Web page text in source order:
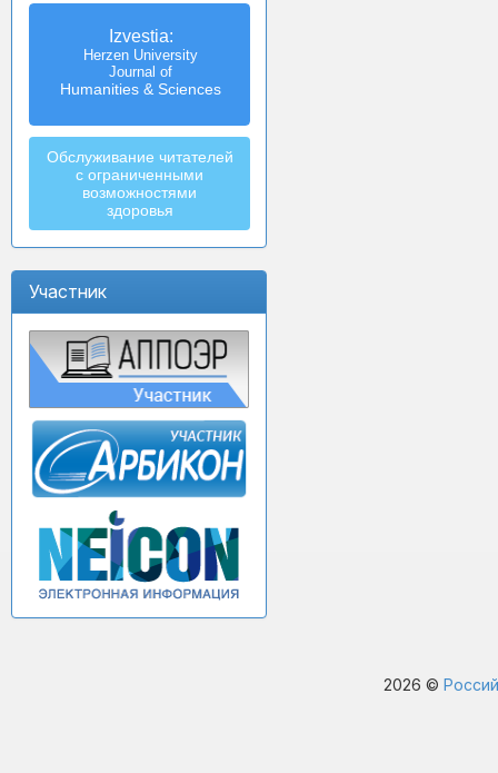
Izvestia:
Herzen University
Journal of
Humanities & Sciences
Обслуживание читателей
с ограниченными
возможностями
здоровья
Участник
2026 ©